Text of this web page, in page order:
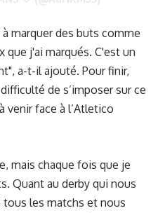
marquer des buts comme
que j'ai marqués. C'est un
a-t-il ajouté. Pour finir,
de s’imposer sur ce
venir face à l’Atletico
mais chaque fois que je
Quant au derby qui nous
tous les matchs et nous